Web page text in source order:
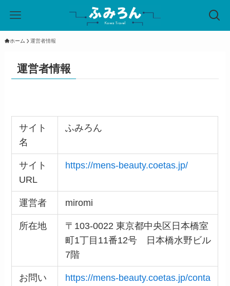
ホーム 運営者情報
運営者情報
サイト
名
ふみろん
サイト
URL
https://mens-beauty.coetas.jp/
運営者 miromi
所在地
〒103-0022 東京都中央区日本橋室
町1丁目11番12号 日本橋水野ビル
7階
お問い
https://mens-beauty.coetas.jp/conta